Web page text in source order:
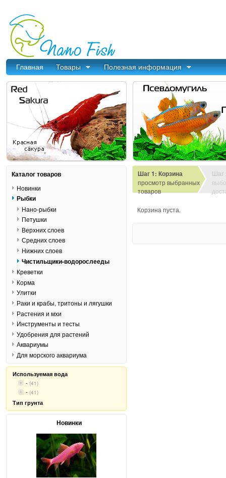
Главная Товары Полезная информация
Шаг 1: Корзина
просмотр выбранных
товаров
Шаг
Корзина пуста.
Каталог товаров
Новинки
Рыбки
Нано-рыбки
Петушки
Верхних слоев
Средних слоев
Нижних слоев
Чистильщики-водорослееды
Креветки
Корма
Улитки
Раки и крабы, тритоны и лягушки
Растения и мхи
Инструменты и тесты
Удобрения для растений
Аквариумы
Для морского аквариума
Используемая вода
- (41)
- (41)
Тип грунта
Новинки